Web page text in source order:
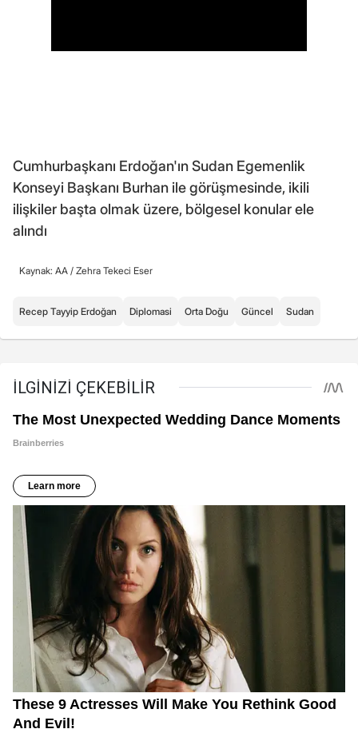
Cumhurbaşkanı Erdoğan'ın Sudan Egemenlik
Konseyi Başkanı Burhan ile görüşmesinde, ikili
ilişkiler başta olmak üzere, bölgesel konular ele
alındı
Kaynak: AA / Zehra Tekeci Eser
Recep Tayyip Erdoğan Diplomasi Orta Doğu Güncel Sudan